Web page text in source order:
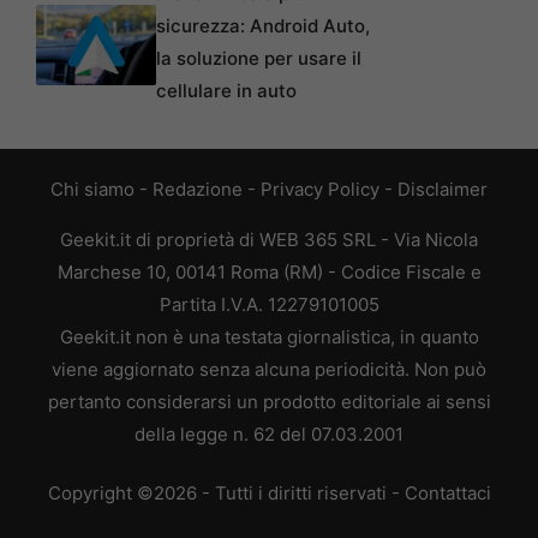
sicurezza: Android Auto,
la soluzione per usare il
cellulare in auto
Chi siamo - Redazione - Privacy Policy - Disclaimer
Geekit.it di proprietà di WEB 365 SRL - Via Nicola
Marchese 10, 00141 Roma (RM) - Codice Fiscale e
Partita I.V.A. 12279101005
Geekit.it non è una testata giornalistica, in quanto
viene aggiornato senza alcuna periodicità. Non può
pertanto considerarsi un prodotto editoriale ai sensi
della legge n. 62 del 07.03.2001
Copyright ©2026 - Tutti i diritti riservati - Contattaci